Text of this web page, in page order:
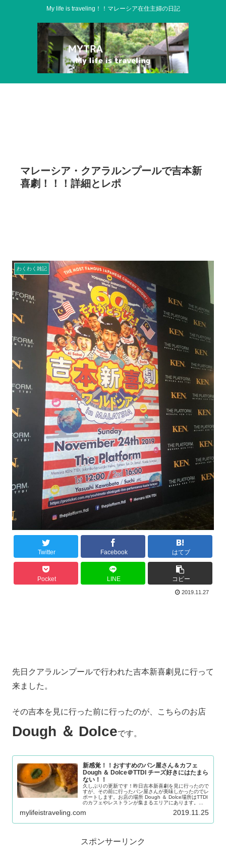
My life is traveling！！マレーシア在住主婦の日記
マレーシア・クアラルンプールで吉本新
喜劇！！！詳細とレポ
わくわく雑記
Twitter Facebook はてブ
Pocket LINE コピー
2019.11.27
先日クアラルンプールで行われた吉本新喜劇見に行って
来ました。
その吉本を見に行った前に行ったのが、こちらのお店
Dough ＆ Dolceです。
新感覚！！おすすめのパン屋さん＆カフェ
Dough ＆ Dolce＠TTDI チーズ好きにはたまら
ない！！
久しぶりの更新です！昨日吉本新喜劇を見に行ったので
すが、その前に行ったパン屋さんが美味しかったのでレ
ポートします。お店の場所 Dough ＆ Dolce場所はTTDI
のカフェやレストランが集まるエリアにあります。...
mylifeistraveling.com 2019.11.25
スポンサーリンク